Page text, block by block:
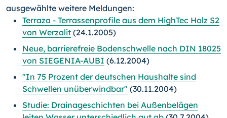
ausgewählte weitere Meldungen:
Terraza - Terrassenprofile aus dem HighTec Holz S2
von Werzalit (24.1.2005)
Neue, barrierefreie Bodenschwelle nach DIN 18025
von SIEGENIA-AUBI (6.12.2004)
"In 75 Prozent der deutschen Haushalte sind
Schwellen unüberwindbar" (30.11.2004)
Studie: Drainageschichten bei Außenbelägen